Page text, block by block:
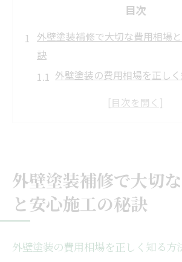
目次
外壁塗装補修で大切な費用相場
訣
外壁塗装の費用相場を正し
千葉市で外壁塗装補修の安心
悪質業者を避ける外壁塗装の見
外壁塗装で悪質業者を見抜く
千葉の外壁塗装でトラブルを
外壁塗装補修で大切
と安心施工の秘訣
外壁塗装の費用相場を正しく知る方